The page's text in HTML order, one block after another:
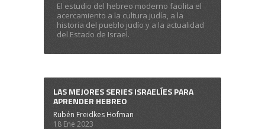
El estudio del hebreo moderno facilita el
acercamiento a la cultura judía, a la
historia del pueblo judío y a la actualidad
del Estado de Israel.
LAS MEJORES SERIES ISRAELÍES PARA
APRENDER HEBREO
Rubén Freidkes Hofman
18 Ene 2023